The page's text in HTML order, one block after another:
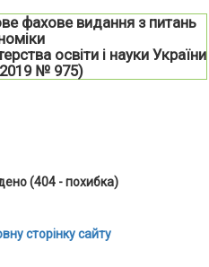
фахове видання з питань
освіти і науки України
№ 975)
(404 - похибка)
сторінку сайту